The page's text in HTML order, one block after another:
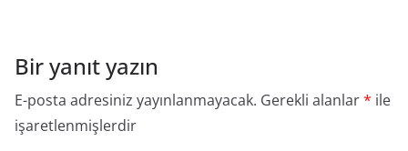
Bir yanıt yazın
E-posta adresiniz yayınlanmayacak. Gerekli alanlar* ile
işaretlenmişlerdir